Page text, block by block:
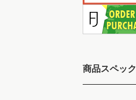
商品スペック